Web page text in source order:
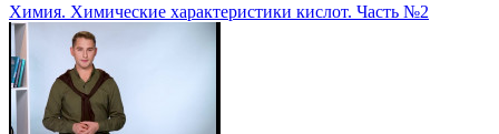
Химия. Химические характеристики кислот. Часть №2